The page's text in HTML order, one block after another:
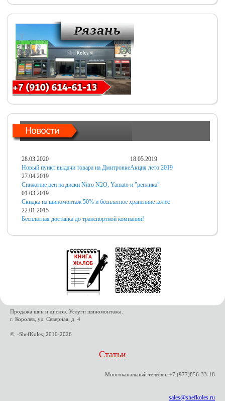
28.03.2020
Новый пункт выдачи товара на Дмитровке
18.05.2019
Акция лето 2019
27.04.2019
Снижение цен на диски Nitro N2O, Yamato и "реплика"
01.03.2019
Скидка на шиномонтаж 50% и бесплатное хранениие колес
22.01.2015
Бесплатная доставка до транспортной компании!
Продажа шин и дисков. Услуги шиномонтажа.
г. Королев, ул. Северная, д. 4
©: -ShefKoles, 2010-2026
Статьи
Многоканальный телефон:+7 (977)856-33-18
sales@shefkoles.ru